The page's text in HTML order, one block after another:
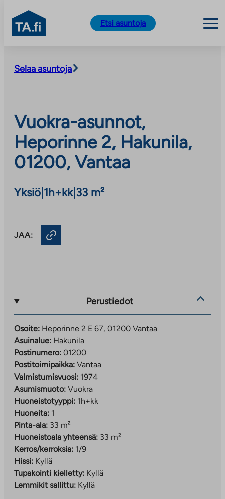
sisältöön
TA.fi
Etsi asuntoja
Selaa asuntoja
Vuokra-asunnot,
Heporinne 2, Hakunila,
01200, Vantaa
Yksiö 1h+kk| 33 m²
JAA:
Perustiedot
Osoite: Heporinne 2 E 67, 01200 Vantaa
Asuinalue: Hakunila
Postinumero: 01200
Postitoimipaikka: Vantaa
Valmistumisvuosi: 1974
Asumismuoto: Vuokra
Huoneistotyyppi: 1h+kk
Huoneita: 1
Pinta-ala: 33 m²
Huoneistoala yhteensä: 33 m²
Kerros/kerroksia: 1/9
Hissi: Kyllä
Tupakointi kielletty: Kyllä
Lemmikit sallittu: Kyllä